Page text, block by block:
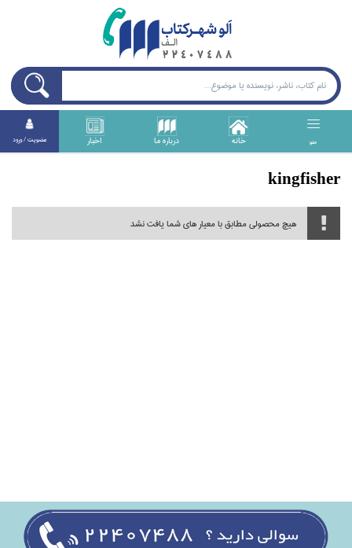
منو خانه درباره ما اخبار عضويت / ورود
kingfisher
هیچ محصولی مطابق با معیار های شما یافت نشد